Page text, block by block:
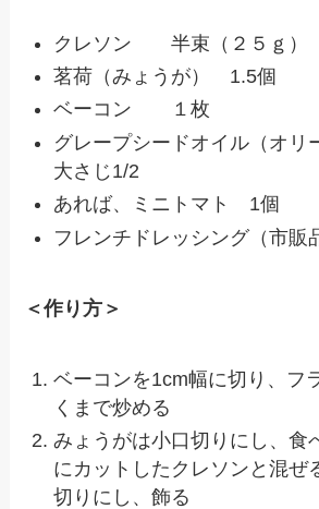
クレソン 半束（２５ｇ）
茗荷（みょうが） 1.5個
ベーコン １枚
グレープシードオイル（オリ
大さじ1/2
あれば、ミニトマト 1個
フレンチドレッシング（市
＜作り方＞
ベーコンを1cm幅に切り、フ
くまで炒める
みょうがは小口切りにし、食
にカットしたクレソンと混ぜ
切りにし、飾る